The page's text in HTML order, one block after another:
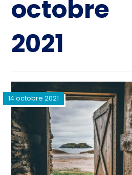
octobre
2021
14 octobre 2021